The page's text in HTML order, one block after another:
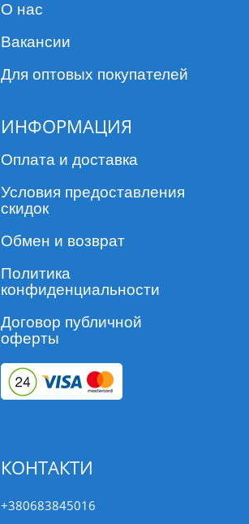
О нас
Вакансии
Для оптовых покупателей
ИНФОРМАЦИЯ
Оплата и доставка
Условия предоставления
скидок
Обмен и возврат
Политика
конфиденциальности
Договор публичной
оферты
КОНТАКТИ
+380683845016